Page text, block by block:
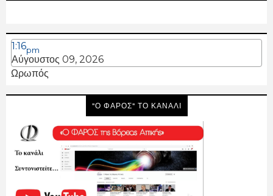
1:16pm
Αύγουστος 09, 2026
Ωρωπός
"Ο ΦΑΡΟΣ" ΤΟ ΚΑΝΑΛΙ